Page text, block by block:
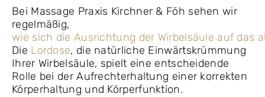
Bei Massage Praxis Kirchner & Föh sehen wir
regelmäßig,
wie sich die Ausrichtung der Wirbelsäule auf das
Die Lordose, die natürliche Einwärtskrümmung
Ihrer Wirbelsäule, spielt eine entscheidende
Rolle bei der Aufrechterhaltung einer korrekten
Körperhaltung und Körperfunktion.